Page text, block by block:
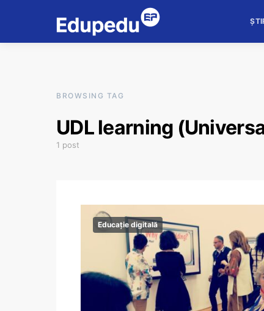
BROWSING TAG
UDL learning
1 post
Educație digitală